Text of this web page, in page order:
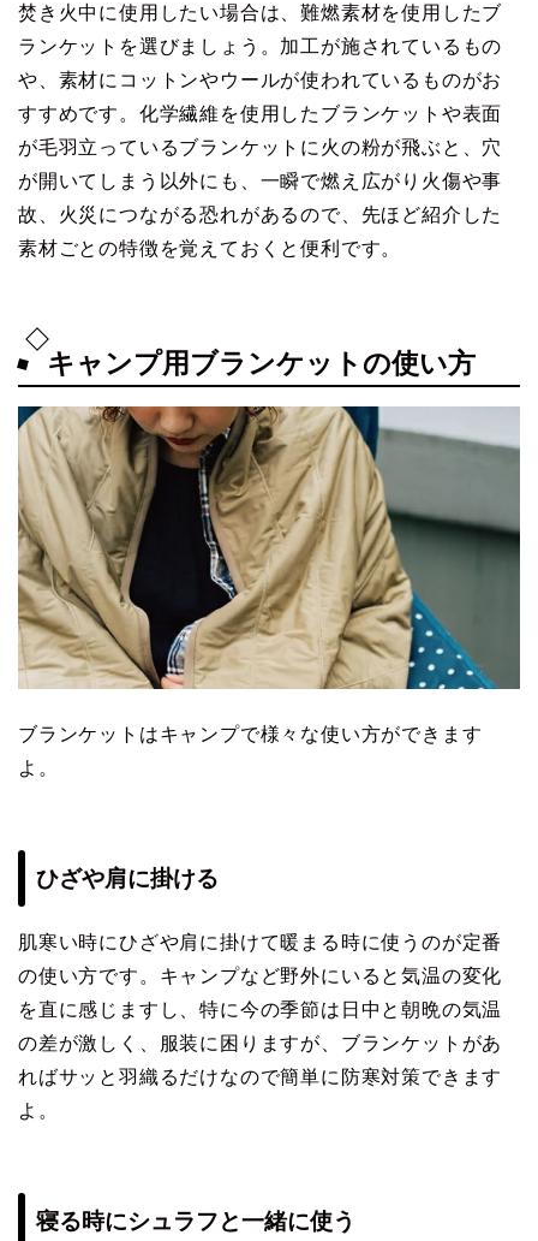
焚き火中に使用したい場合は、難燃素材を使用したブ
ランケットを選びましょう。加工が施されているもの
や、素材にコットンやウールが使われているものがお
すすめです。化学繊維を使用したブランケットや表面
が毛羽立っているブランケットに火の粉が飛ぶと、穴
が開いてしまう以外にも、一瞬で燃え広がり火傷や事
故、火災につながる恐れがあるので、先ほど紹介した
素材ごとの特徴を覚えておくと便利です。
キャンプ用ブランケットの使い方
ブランケットはキャンプで様々な使い方ができます
よ。
ひざや肩に掛ける
肌寒い時にひざや肩に掛けて暖まる時に使うのが定番
の使い方です。キャンプなど野外にいると気温の変化
を直に感じますし、特に今の季節は日中と朝晩の気温
の差が激しく、服装に困りますが、ブランケットがあ
ればサッと羽織るだけなので簡単に防寒対策できます
よ。
寝る時にシュラフと一緒に使う